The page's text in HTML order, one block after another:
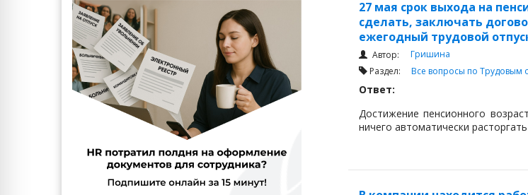
27 мая срок выхода на
сделать, заключать
ежегодный трудовой
Автор: Гришина
Раздел: Все вопросы по Трудовым
Ответ:
Достижение пенсионного
ничего автоматически